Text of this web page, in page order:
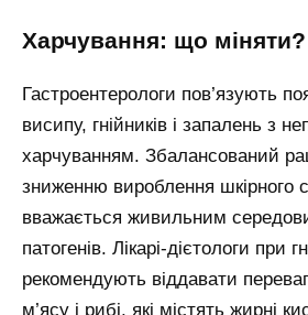
харчування: що міняти?
Гастроентерологи пов’язують
висипу, гнійників і запалень з
харчуванням. Збалансований
зниженню вироблення шкірного
вважається живильним
патогенів. Лікарі-дієтологи при
рекомендують віддавати
м’ясу і рибі, які містять жирні